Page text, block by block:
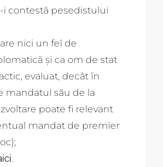
i contestă pesedistului
nici un fel de
și ca om de stat
evaluat, decât în
mandatul său de la
poate fi relevant
mandat de premier
.